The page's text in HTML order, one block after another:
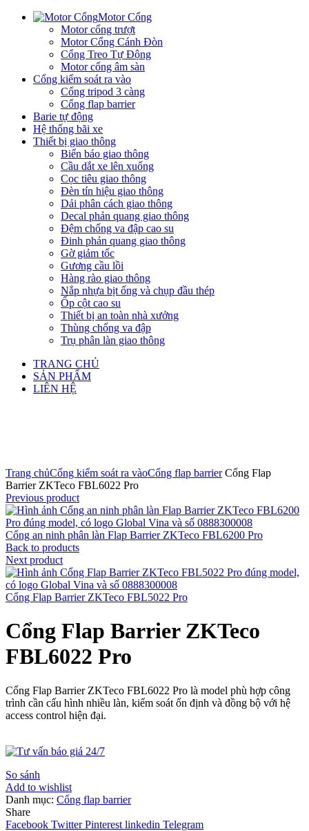
Motor Cổng
Motor cổng trượt
Motor Cổng Cánh Đòn
Cổng Treo Tự Động
Motor cổng âm sàn
Cổng kiểm soát ra vào
Cổng tripod 3 càng
Cổng flap barrier
Barie tự động
Hệ thống bãi xe
Thiết bị giao thông
Biển báo giao thông
Cầu dắt xe lên xuống
Cọc tiêu giao thông
Đèn tín hiệu giao thông
Dải phân cách giao thông
Decal phản quang giao thông
Đệm chống va đập cao su
Đinh phản quang giao thông
Gờ giảm tốc
Gương cầu lồi
Hàng rào giao thông
Nắp nhựa bịt ống và chụp đầu thép
Ốp cột cao su
Thiết bị an toàn nhà xưởng
Thùng chống va đập
Trụ phân làn giao thông
TRANG CHỦ
SẢN PHẨM
LIÊN HỆ
Trang chủCổng kiểm soát ra vàoCổng flap barrierCổng Flap
Barrier ZKTeco FBL6022 Pro
Previous product
Cổng an ninh phân làn Flap Barrier ZKTeco FBL6200 Pro
Back to products
Next product
Cổng Flap Barrier ZKTeco FBL5022 Pro
Cổng Flap Barrier ZKTeco
FBL6022 Pro
Cổng Flap Barrier ZKTeco FBL6022 Pro là model phù hợp công
trình cần cấu hình nhiều làn, kiểm soát ổn định và đồng bộ với hệ
access control hiện đại.
So sánh
Add to wishlist
Danh mục: Cổng flap barrier
Share
Facebook Twitter Pinterest linkedin Telegram